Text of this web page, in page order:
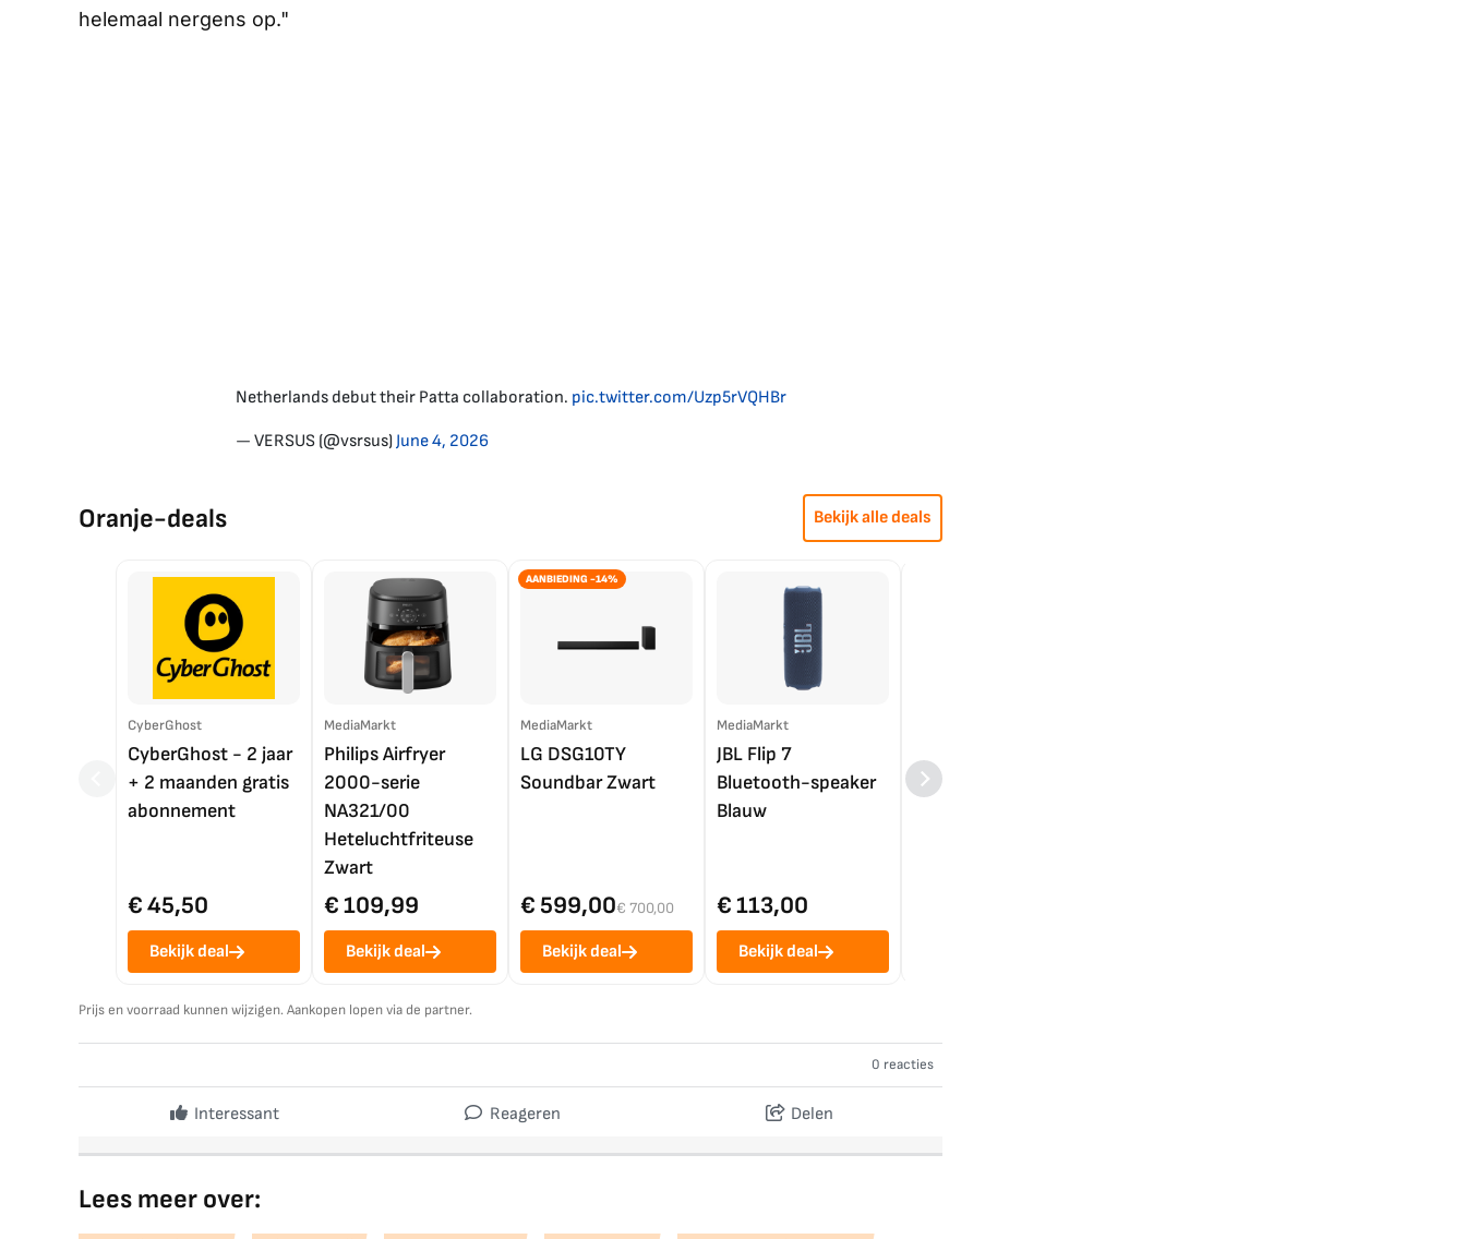
helemaal nergens op."
Netherlands debut their Patta collaboration. pic.twitter.com/Uzp5rVQHBr
— VERSUS (@vsrsus)June 4, 2026
Oranje-deals Bekijk alle deals
CyberGhost
CyberGhost - 2 jaar
+ 2 maanden gratis
abonnement
€ 45,50
Bekijk deal
MediaMarkt
Philips Airfryer
2000-serie
NA321/00
Heteluchtfriteuse
Zwart
€ 109,99
Bekijk deal
AANBIEDING -14%
MediaMarkt
LG DSG10TY
Soundbar Zwart
€ 599,00€ 700,00
Bekijk deal
MediaMarkt
JBL Flip 7
Bluetooth-speaker
Blauw
€ 113,00
Bekijk deal
LG OLED55C56LB
4K TV (2025)
Prijs en voorraad kunnen wijzigen. Aankopen lopen via de partner.
0 reacties
Interessant Reageren Delen
Lees meer over: